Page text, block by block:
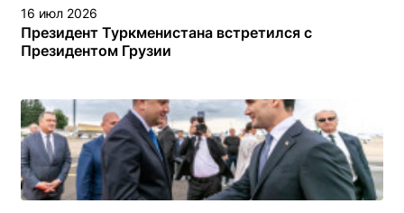
16 июл 2026
Президент Туркменистана встретился с
Президентом Грузии